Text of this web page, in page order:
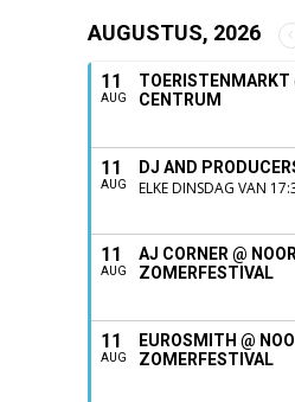
AUGUSTUS, 2026
11
AUG
TOERISTENMARKT
CENTRUM
11
AUG
DJ AND
ELKE DINSDAG VAN
11
AUG
AJ CORNER @
ZOMERFESTIVAL
11
AUG
EUROSMITH @
ZOMERFESTIVAL